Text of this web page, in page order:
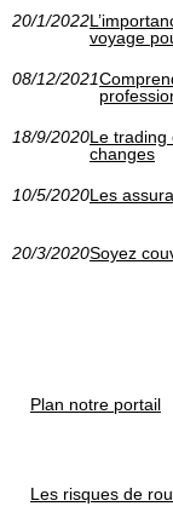
20/1/2022
voyage
08/12/2021
18/9/2020Le trading
changes
10/5/2020Les
20/3/2020Soyez
Plan notre portail
Les risques de